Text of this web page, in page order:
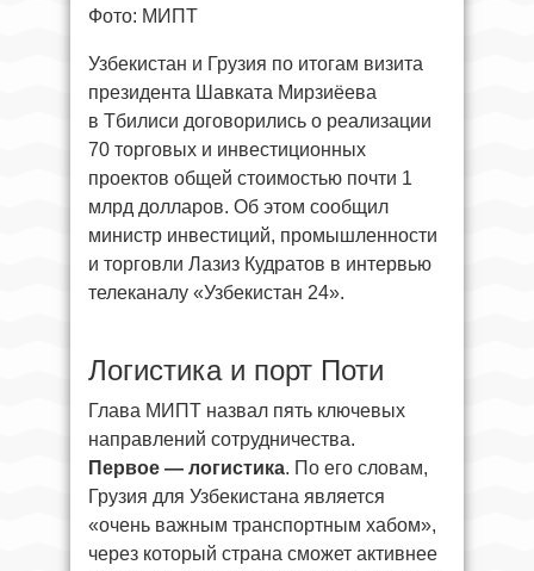
Фото: МИПТ
Узбекистан и Грузия по итогам визита
президента Шавката Мирзиёева
в Тбилиси договорились о реализации
70 торговых и инвестиционных
проектов общей стоимостью почти 1
млрд долларов. Об этом сообщил
министр инвестиций, промышленности
и торговли Лазиз Кудратов в интервью
телеканалу «Узбекистан 24».
Логистика и порт Поти
Глава МИПТ назвал пять ключевых
направлений сотрудничества.
Первое — логистика. По его словам,
Грузия для Узбекистана является
«очень важным транспортным хабом»,
через который страна сможет активнее